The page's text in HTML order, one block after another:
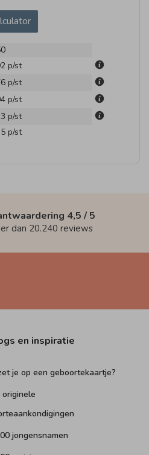
p/st
p/st
p/st
p/st
p/st
4,5 / 5
dan 20.240 reviews
en inspiratie
je op een geboortekaartje?
originele
jongensnamen